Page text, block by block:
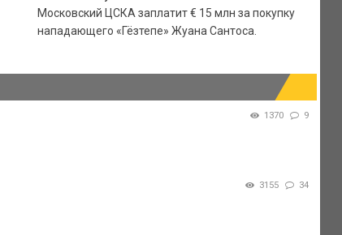
Московский ЦСКА заплатит € 15 млн за покупку
нападающего «Гёзтепе» Жуана Сантоса.
1370 9
3155 34